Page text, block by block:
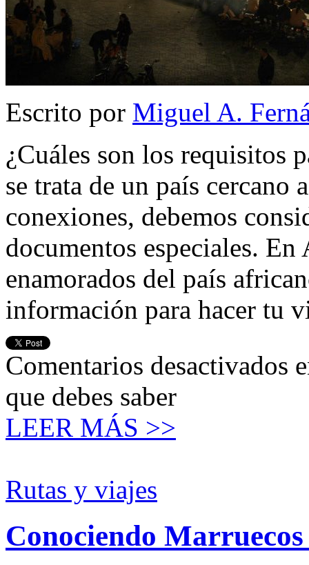
Escrito por Miguel A.
¿Cuáles son los requisitos
se trata de un país cercano
conexiones, debemos
documentos especiales.
enamorados del país
información para hacer tu
Comentarios desactivados
que debes saber
LEER MÁS >>
Rutas y viajes
Conociendo